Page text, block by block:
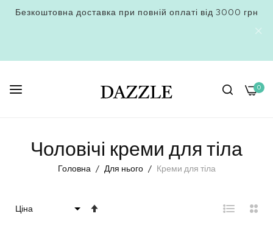
Безкоштовна доставка при повній оплаті від 3000 грн
0
ContentЧоловічі креми для тіла
Головна Для нього Креми для тіла